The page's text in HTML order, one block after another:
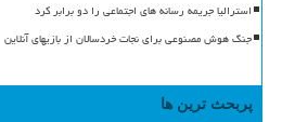
استرالیا جریمه رسانه های اجتماعی را دو برابر کرد
جنگ هوش مصنوعی برای نجات خردسالان از بازیهای آنلاین
پربحث ترین ها